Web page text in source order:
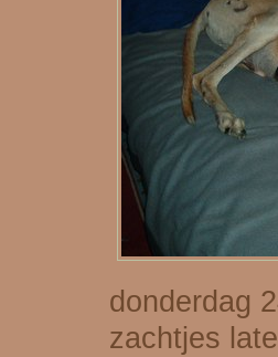
donderdag
zachtjes